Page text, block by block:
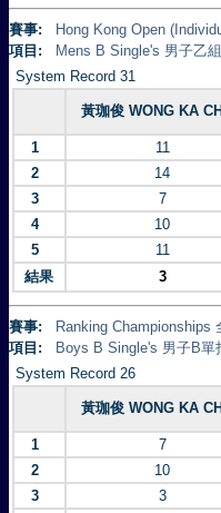
賽事:
Hong Kong Open
項目:
Mens B Single's 男子乙組
System Record 31
黃珈俊 WONG KA
1
11
2
14
3
7
4
10
5
11
結果
3
賽事:
Ranking Championships
項目:
Boys B Single's 男子B單
System Record 26
黃珈俊 WONG KA
1
7
2
10
3
3